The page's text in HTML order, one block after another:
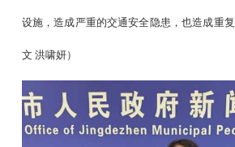
设施，造成严重的交通安全隐患，也造成重
文 洪啸妍）